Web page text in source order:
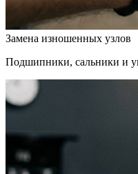
Замена изношенных узлов
Подшипники, сальники и